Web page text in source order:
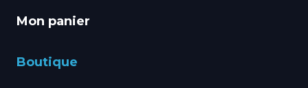
Mon panier
Boutique